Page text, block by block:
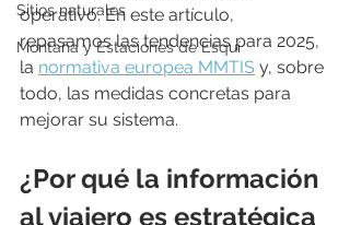
Sitios naturales
Montaña y Estaciones de Esquí
operativo. En este artículo,
repasamos las tendencias para 2025,
la normativa europea MMTIS y, sobre
todo, las medidas concretas para
mejorar su sistema.
¿Por qué la información
al viajero es estratégica